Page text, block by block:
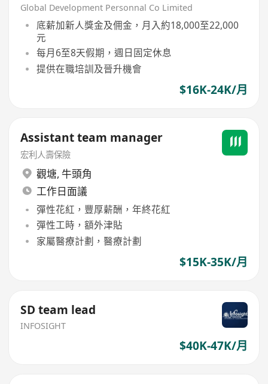
Global Development Personnal Co Limited
底薪加新人獎金及佣金，月入約18,000至22,000
元
每月6至8天假期，週日固定休息
提供在職培訓及晉升機會
$16K-24K/月
Assistant team manager
宏利人壽保險
觀塘, 牛頭角
工作日面議
彈性花紅，豐厚薪酬，年終花紅
彈性工時，額外津貼
家屬醫療計劃，醫療計劃
$15K-35K/月
SD team lead
INFOSIGHT
$40K-47K/月